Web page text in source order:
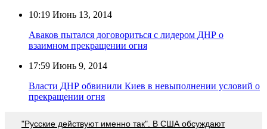
10:19 Июнь 13, 2014
Аваков пытался договориться с лидером ДНР о
взаимном прекращении огня
17:59 Июнь 9, 2014
Власти ДНР обвинили Киев в невыполнении условий о
прекращении огня
"Русские действуют именно так". В США обсуждают